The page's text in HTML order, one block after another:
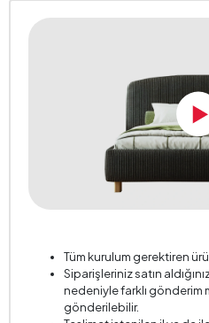
Tüm kurulum gerektiren
Siparişleriniz satın
nedeniyle farklı gönderim
gönderilebilir.